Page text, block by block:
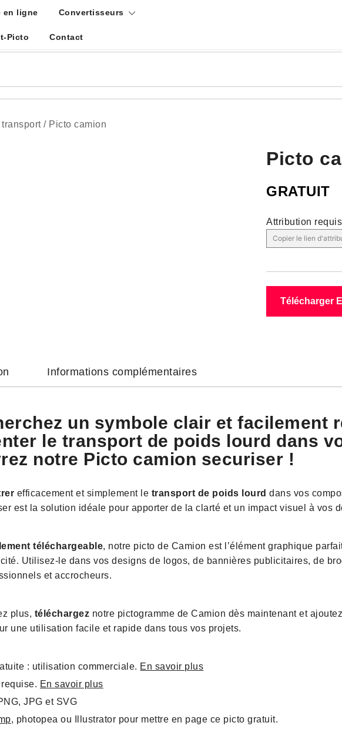
en ligne Convertisseurs
Picto Contact
transport/ Picto camion
Picto
GRATUIT
Attribution
Copier le lien
Télécharger
Informations complémentaires
un symbole clair et facilement
le transport de poids lourd dans
notre Picto camion securiser !
efficacement et simplement le transport de poids lourd dans vos
est la solution idéale pour apporter de la clarté et un impact visuel à vos
téléchargeable, notre picto de Camion est l’élément graphique
Utilisez-le dans vos designs de logos, de bannières publicitaires, de
et accrocheurs.
plus, téléchargez notre pictogramme de Camion dès maintenant et
une utilisation facile et rapide dans tous vos projets.
: utilisation commerciale. En savoir plus
En savoir plus
JPG et SVG
, photopea ou Illustrator pour mettre en page ce picto gratuit.